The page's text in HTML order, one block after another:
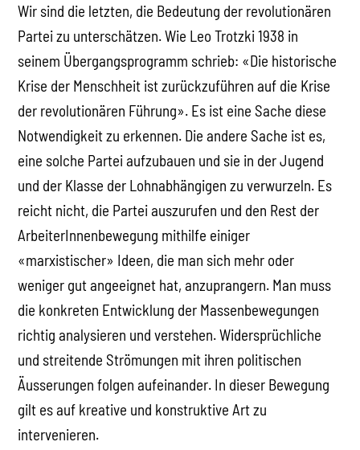
Wir sind die letzten, die Bedeutung der revolutionären
Partei zu unterschätzen. Wie Leo Trotzki 1938 in
seinem Übergangsprogramm schrieb: «Die historische
Krise der Menschheit ist zurückzuführen auf die Krise
der revolutionären Führung». Es ist eine Sache diese
Notwendigkeit zu erkennen. Die andere Sache ist es,
eine solche Partei aufzubauen und sie in der Jugend
und der Klasse der Lohnabhängigen zu verwurzeln. Es
reicht nicht, die Partei auszurufen und den Rest der
ArbeiterInnenbewegung mithilfe einiger
«marxistischer» Ideen, die man sich mehr oder
weniger gut angeeignet hat, anzuprangern. Man muss
die konkreten Entwicklung der Massenbewegungen
richtig analysieren und verstehen. Widersprüchliche
und streitende Strömungen mit ihren politischen
Äusserungen folgen aufeinander. In dieser Bewegung
gilt es auf kreative und konstruktive Art zu
intervenieren.